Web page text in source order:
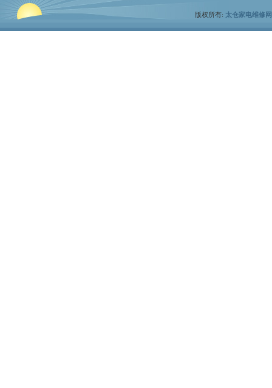
版权所有: 太仓家电维修网